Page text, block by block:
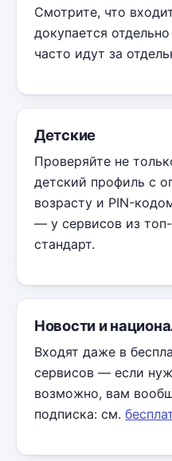
Смотрите, что
докупается
часто идут за
Детские
Проверяйте не
детский профиль с
возрасту и PIN-
— у сервисов из
стандарт.
Новости и
Входят даже в
сервисов — если
возможно, вам
подписка: см.